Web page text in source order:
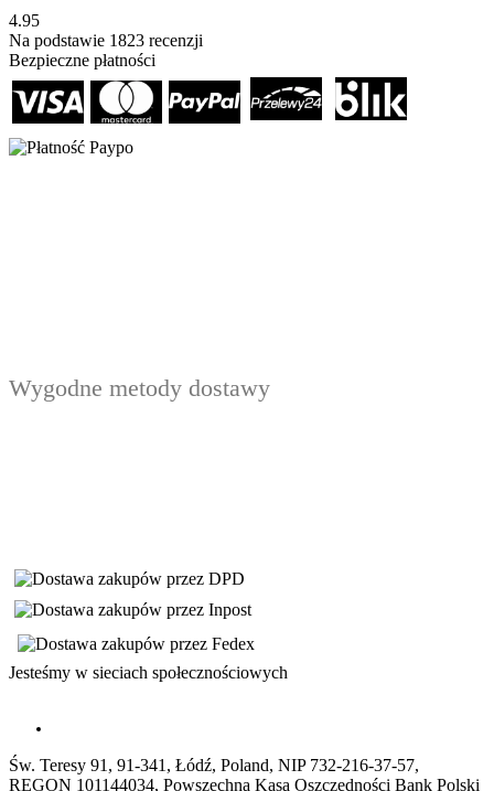
4.95
Na podstawie 1823 recenzji
Bezpieczne płatności
Wygodne metody dostawy
Jesteśmy w sieciach społecznościowych
Św. Teresy 91, 91-341, Łódź, Poland, NIP 732-216-37-57,
REGON 101144034, Powszechna Kasa Oszczędności Bank Polski